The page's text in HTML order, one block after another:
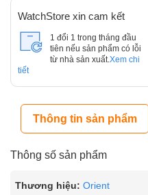
WatchStore xin cam kết
1 đổi 1 trong tháng đầu
tiên nếu sản phẩm có lỗi
từ nhà sản xuất. Xem chi
tiết
Thông tin sản phẩm
Thông số sản phẩm
Thương hiệu: Orient